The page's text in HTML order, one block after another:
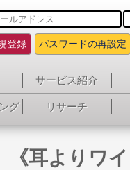
登録 パスワードの再設定
サービス紹介
グ
リサーチ
《耳よりワ